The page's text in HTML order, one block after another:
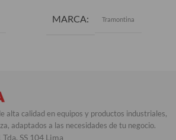
MARCA Tramontina
alta calidad en equipos y productos industriales,
adaptados a las necesidades de tu negocio.
SS 104 Lima